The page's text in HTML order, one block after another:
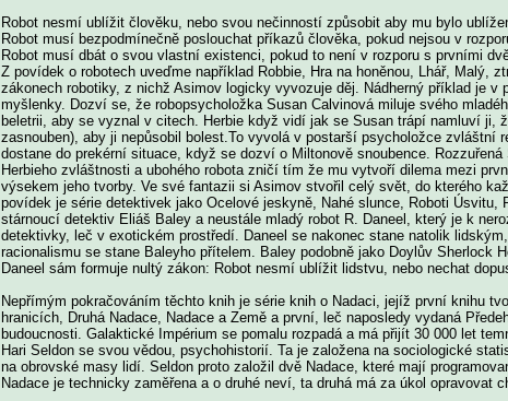
Robot nesmí ublížit člověku, nebo svou nečinností způsobit aby mu bylo
Robot musí bezpodmínečně poslouchat příkazů člověka, pokud nejsou v
Robot musí dbát o svou vlastní existenci, pokud to není v rozporu s prvními
Z povídek o robotech uveďme například Robbie, Hra na honěnou, Lhář, Malý,
zákonech robotiky, z nichž Asimov logicky vyvozuje děj. Nádherný příklad je
myšlenky. Dozví se, že robopsycholožka Susan Calvinová miluje svého
beletrii, aby se vyznal v citech. Herbie když vidí jak se Susan trápí namluví ji,
zasnouben), aby ji nepůsobil bolest.To vyvolá v postarší psycholožce zvláštní
dostane do prekérní situace, když se dozví o Miltonově snoubence.
Herbieho zvláštnosti a ubohého robota zničí tím že mu vytvoří dilema mezi
výsekem jeho tvorby. Ve své fantazii si Asimov stvořil celý svět, do kterého
povídek je série detektivek jako Ocelové jeskyně, Nahé slunce, Roboti
stárnoucí detektiv Eliáš Baley a neustále mladý robot R. Daneel, který je k
detektivky, leč v exotickém prostředí. Daneel se nakonec stane natolik
racionalismu se stane Baleyho přítelem. Baley podobně jako Doylův Sherlock
Daneel sám formuje nultý zákon: Robot nesmí ublížit lidstvu, nebo nechat
Nepřímým pokračováním těchto knih je série knih o Nadaci, jejíž první knihu
hranicích, Druhá Nadace, Nadace a Země a první, leč naposledy vydaná
budoucnosti. Galaktické Impérium se pomalu rozpadá a má přijít 30 000 let
Hari Seldon se svou vědou, psychohistorií. Ta je založena na sociologické
na obrovské masy lidí. Seldon proto založil dvě Nadace, které mají
Nadace je technicky zaměřena a o druhé neví, ta druhá má za úkol opravovat